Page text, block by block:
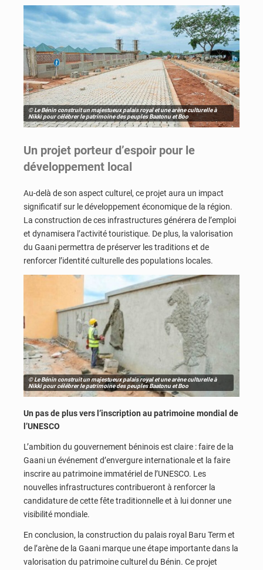
© Le Bénin construit un majestueux palais royal et une arène culturelle à
Nikki pour célébrer le patrimoine des peuples Baatonu et Boo
Un projet porteur d’espoir pour le
développement local
Au-delà de son aspect culturel, ce projet aura un impact
significatif sur le développement économique de la région.
La construction de ces infrastructures générera de l’emploi
et dynamisera l’activité touristique. De plus, la valorisation
du Gaani permettra de préserver les traditions et de
renforcer l’identité culturelle des populations locales.
© Le Bénin construit un majestueux palais royal et une arène culturelle à
Nikki pour célébrer le patrimoine des peuples Baatonu et Boo
Un pas de plus vers l’inscription au patrimoine mondial de
l’UNESCO
L’ambition du gouvernement béninois est claire : faire de la
Gaani un événement d’envergure internationale et la faire
inscrire au patrimoine immatériel de l’UNESCO. Les
nouvelles infrastructures contribueront à renforcer la
candidature de cette fête traditionnelle et à lui donner une
visibilité mondiale.
En conclusion, la construction du palais royal Baru Term et
de l’arène de la Gaani marque une étape importante dans la
valorisation du patrimoine culturel du Bénin. Ce projet